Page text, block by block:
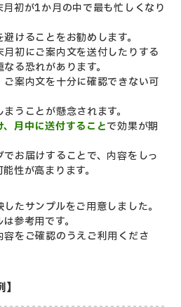
初が1か月の中で最も忙しくなり
けることをお勧めします。
初にご案内文を送付したりする
る恐れがあります。
案内文を十分に確認できない可
うことが懸念されます。
月中に送付することで効果が期
お届けすることで、内容をしっ
性が高まります。
たサンプルをご用意しました。
参考用です。
をご確認のうえご利用くださ